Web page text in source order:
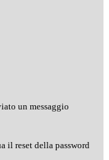
un messaggio
il reset della password